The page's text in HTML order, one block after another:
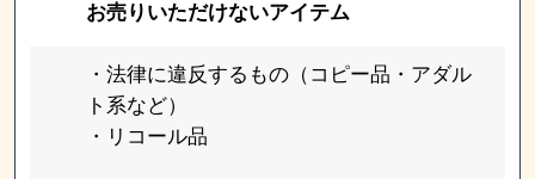
お売りいただけないアイテム
・法律に違反するもの（コピー品・アダル
ト系など）
・リコール品